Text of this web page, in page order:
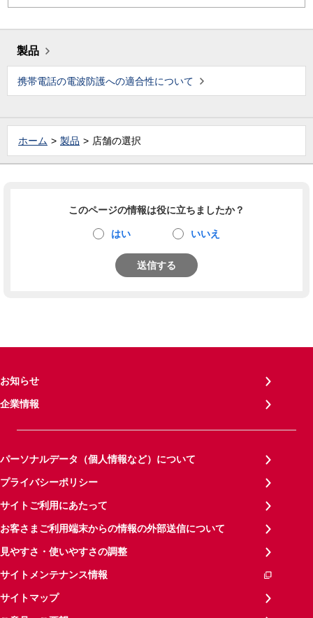
製品
携帯電話の電波防護への適合性について
ホーム 製品 店舗の選択
このページの情報は役に立ちましたか？
はい いいえ
送信する
お知らせ
企業情報
パーソナルデータ（個人情報など）について
プライバシーポリシー
サイトご利用にあたって
お客さまご利用端末からの情報の外部送信について
見やすさ・使いやすさの調整
サイトメンテナンス情報
サイトマップ